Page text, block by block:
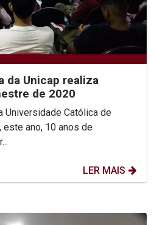
da Unicap realiza
de 2020
Universidade Católica de
este ano, 10 anos de
LER MAIS